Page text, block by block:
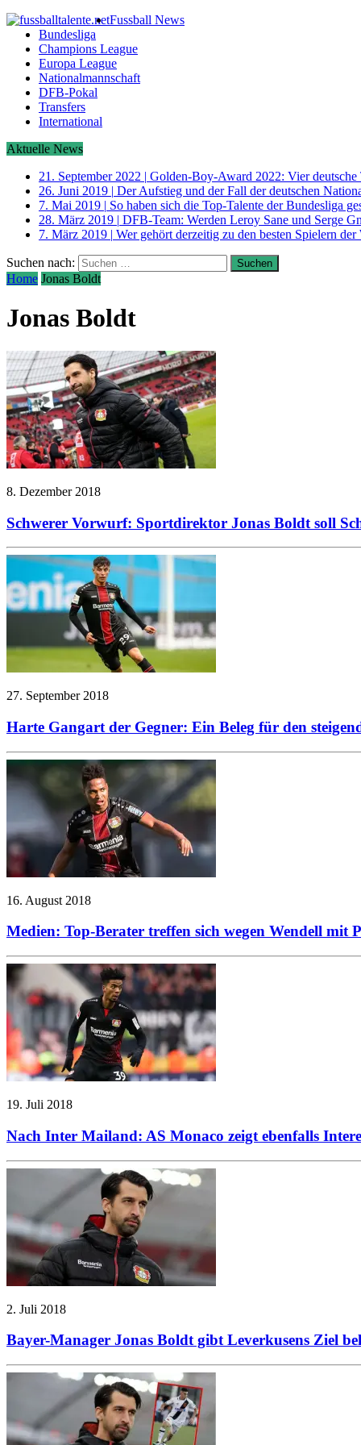
Fussball News
Bundesliga
Champions League
Europa League
Nationalmannschaft
DFB-Pokal
Transfers
International
Aktuelle News
21. September 2022 | Golden-Boy-Award 2022: Vier deutsche
26. Juni 2019 | Der Aufstieg und der Fall der deutschen
7. Mai 2019 | So haben sich die Top-Talente der Bundesliga
28. März 2019 | DFB-Team: Werden Leroy Sane und Serge
7. März 2019 | Wer gehört derzeitig zu den besten Spielern der
Suchen nach:
Home Jonas Boldt
Jonas Boldt
8. Dezember 2018
Schwerer Vorwurf: Sportdirektor Jonas Boldt soll
27. September 2018
Harte Gangart der Gegner: Ein Beleg für den
16. August 2018
Medien: Top-Berater treffen sich wegen Wendell mit
19. Juli 2018
Nach Inter Mailand: AS Monaco zeigt ebenfalls
2. Juli 2018
Bayer-Manager Jonas Boldt gibt Leverkusens Ziel